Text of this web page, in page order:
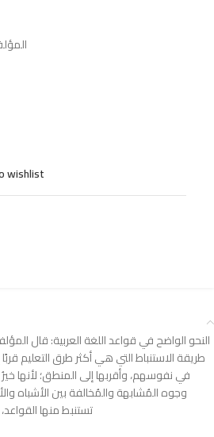
wishlist
النحو الواضح في قواعد اللغة العربية: قال
طريقة الاستنباط التي هي أكثر طرق التعليم
في نفوسهم، وأقربها إلى المنطق؛ لأنها
وجوه المُشابهة والمُخالفة بين الأشباه
تستنبط منها